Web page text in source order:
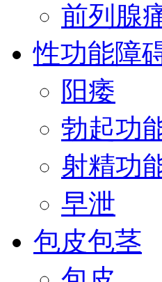
前列腺
性功能障
阳痿
勃起功
射精功
早泄
包皮包茎